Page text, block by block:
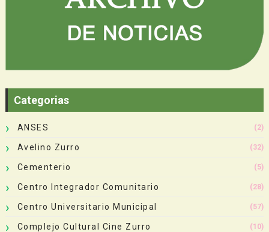
Categorias
ANSES (2)
Avelino Zurro (32)
Cementerio (5)
Centro Integrador Comunitario (28)
Centro Universitario Municipal (57)
Complejo Cultural Cine Zurro (10)